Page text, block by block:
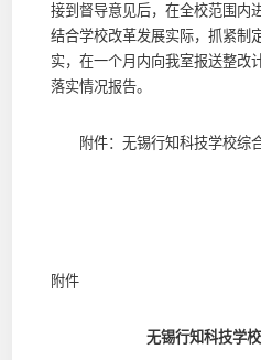
接到督导意见后，在全校范围内
结合学校改革发展实际，抓紧制
实，在一个月内向我室报送整改
落实情况报告。
附件：无锡行知科技学校综
附件
无锡行知科技学